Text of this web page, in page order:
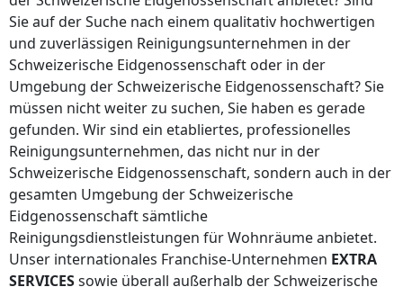
Sie auf der Suche nach einem qualitativ hochwertigen
und zuverlässigen Reinigungsunternehmen in der
Schweizerische Eidgenossenschaft oder in der
Umgebung der Schweizerische Eidgenossenschaft? Sie
müssen nicht weiter zu suchen, Sie haben es gerade
gefunden. Wir sind ein etabliertes, professionelles
Reinigungsunternehmen, das nicht nur in der
Schweizerische Eidgenossenschaft, sondern auch in der
gesamten Umgebung der Schweizerische
Eidgenossenschaftsämtliche
Reinigungsdienstleistungen für Wohnräume anbietet.
Unser internationales Franchise-Unternehmen EXTRA
SERVICESsowie überall außerhalb der Schweizerische